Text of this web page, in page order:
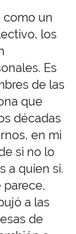
como un
los
Es
de las
que
décadas
en mi
si no lo
a quien si.
a las
de